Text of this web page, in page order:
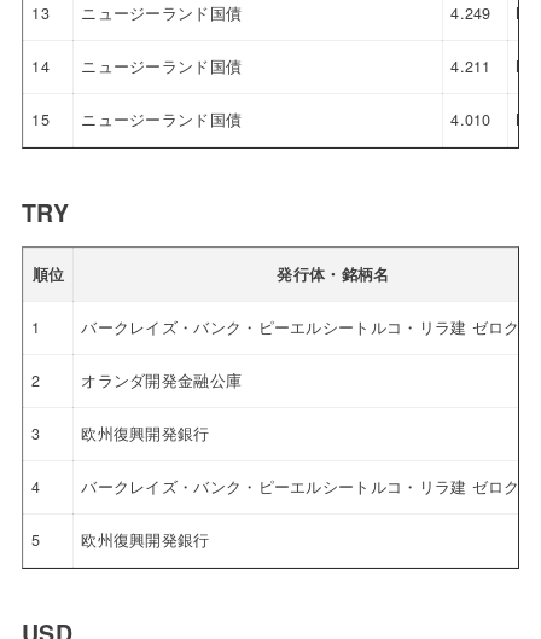
13 ニュージーランド国債 4.249
14 ニュージーランド国債 4.211
15 ニュージーランド国債 4.010
TRY
順位 発行体・銘柄名
1 バークレイズ・バンク・ピーエルシートルコ・リラ建 ゼロクー
2 オランダ開発金融公庫
3 欧州復興開発銀行
4 バークレイズ・バンク・ピーエルシートルコ・リラ建 ゼロクー
5 欧州復興開発銀行